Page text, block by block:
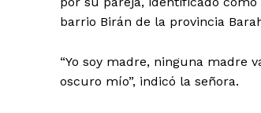
barrio Birán de la provincia
“Yo soy madre, ninguna madre
oscuro mío”, indicó la señora.